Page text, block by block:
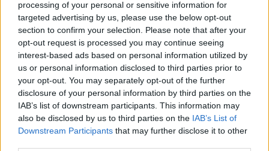
processing of your personal or sensitive information for
targeted advertising by us, please use the below opt-out
section to confirm your selection. Please note that after your
opt-out request is processed you may continue seeing
interest-based ads based on personal information utilized by
us or personal information disclosed to third parties prior to
your opt-out. You may separately opt-out of the further
disclosure of your personal information by third parties on the
IAB’s list of downstream participants. This information may
also be disclosed by us to third parties on the IAB’s List of
Downstream Participants that may further disclose it to other
tal como lo verías a simple vista, con prismáticos o con un
telescopio.Se utiliza en proyectores de planetario.
Simplemente establece tus coordenadas y listo.
Características de Stellarium para macOS: Cielo Catálogo
predeterminado de más de 600.000 estrellas Catálogos
adicionales con más de 210 millones de estrellas
Asterismos e ilustraciones de las constelaciones
Constelaciones para doce culturas diferentes Imágenes de
nebulosas (catálogo completo de Messier) Vía Láctea